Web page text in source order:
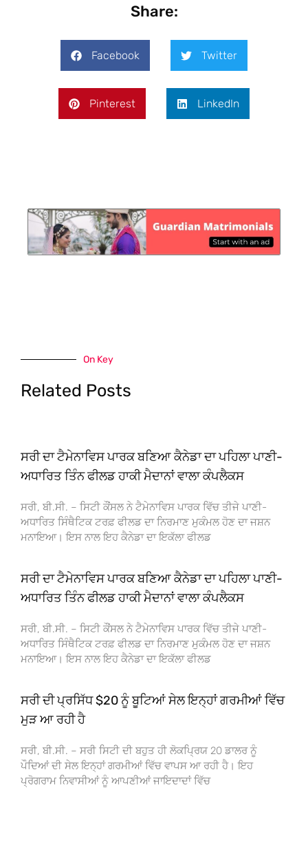
Share:
Facebook Twitter
Pinterest LinkedIn
On Key
Related Posts
ਸਰੀ ਦਾ ਟੈਮੇਨਾਵਿਸ ਪਾਰਕ ਬਣਿਆ ਕੈਨੇਡਾ ਦਾ ਪਹਿਲਾ ਪਾਣੀ-
ਅਧਾਰਿਤ ਤਿੰਨ ਫੀਲਡ ਹਾਕੀ ਮੈਦਾਨਾਂ ਵਾਲਾ ਕੰਪਲੈਕਸ
ਸਰੀ, ਬੀ.ਸੀ. – ਸਿਟੀ ਕੌਂਸਲ ਨੇ ਟੈਮੇਨਾਵਿਸ ਪਾਰਕ ਵਿੱਚ ਤੀਜੇ ਪਾਣੀ-
ਅਧਾਰਿਤ ਸਿੰਥੈਟਿਕ ਟਰਫ਼ ਫੀਲਡ ਦਾ ਨਿਰਮਾਣ ਮੁਕੰਮਲ ਹੋਣ ਦਾ ਜਸ਼ਨ
ਮਨਾਇਆ। ਇਸ ਨਾਲ ਇਹ ਕੈਨੇਡਾ ਦਾ ਇਕੱਲਾ ਫੀਲਡ
ਸਰੀ ਦਾ ਟੈਮੇਨਾਵਿਸ ਪਾਰਕ ਬਣਿਆ ਕੈਨੇਡਾ ਦਾ ਪਹਿਲਾ ਪਾਣੀ-
ਅਧਾਰਿਤ ਤਿੰਨ ਫੀਲਡ ਹਾਕੀ ਮੈਦਾਨਾਂ ਵਾਲਾ ਕੰਪਲੈਕਸ
ਸਰੀ, ਬੀ.ਸੀ. – ਸਿਟੀ ਕੌਂਸਲ ਨੇ ਟੈਮੇਨਾਵਿਸ ਪਾਰਕ ਵਿੱਚ ਤੀਜੇ ਪਾਣੀ-
ਅਧਾਰਿਤ ਸਿੰਥੈਟਿਕ ਟਰਫ਼ ਫੀਲਡ ਦਾ ਨਿਰਮਾਣ ਮੁਕੰਮਲ ਹੋਣ ਦਾ ਜਸ਼ਨ
ਮਨਾਇਆ। ਇਸ ਨਾਲ ਇਹ ਕੈਨੇਡਾ ਦਾ ਇਕੱਲਾ ਫੀਲਡ
ਸਰੀ ਦੀ ਪ੍ਰਸਿੱਧ $20 ਨੂੰ ਬੂਟਿਆਂ ਸੇਲ ਇਨ੍ਹਾਂ ਗਰਮੀਆਂ ਵਿੱਚ
ਮੁੜ ਆ ਰਹੀ ਹੈ
ਸਰੀ, ਬੀ.ਸੀ. – ਸਰੀ ਸਿਟੀ ਦੀ ਬਹੁਤ ਹੀ ਲੋਕਪ੍ਰਿਯ 20 ਡਾਲਰ ਨੂੰ
ਪੌਦਿਆਂ ਦੀ ਸੇਲ ਇਨ੍ਹਾਂ ਗਰਮੀਆਂ ਵਿੱਚ ਵਾਪਸ ਆ ਰਹੀ ਹੈ। ਇਹ
ਪ੍ਰੋਗਰਾਮ ਨਿਵਾਸੀਆਂ ਨੂੰ ਆਪਣੀਆਂ ਜਾਇਦਾਦਾਂ ਵਿੱਚ